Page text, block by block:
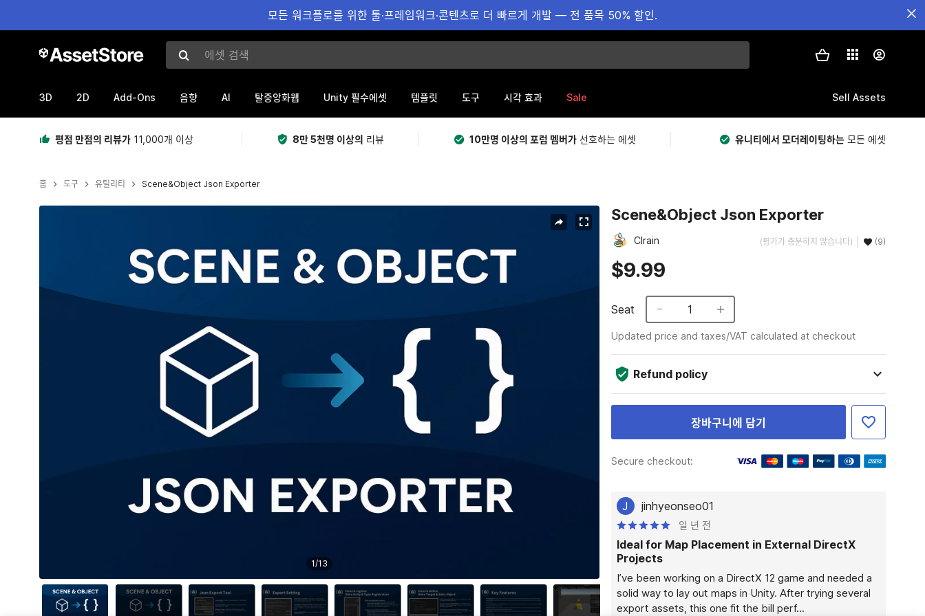
모든 워크플로를 위한 툴·프레임워크·콘텐츠로 더 빠르게 개발 — 전 품목 50% 할인.
에셋 검색
3D 2D Add-Ons 음향 AI 탈중앙화웹 Unity 필수에셋 템플릿 도구 시각 효과 Sale Sell Assets
평점 만점의 리뷰가 11,000개 이상 8만 5천명 이상의 리뷰 10만명 이상의 포럼 멤버가 선호하는 에셋 유니티에서 모더레이팅하는 모든 에셋
홈 도구 유틸리티 Scene&Object Json Exporter
1/13
Scene&Object Json Exporter
Clrain (평가가 충분하지 않습니다) (9)
$9.99
Seat 1
Updated price and taxes/VAT calculated at checkout
Refund policy
장바구니에 담기
Secure checkout:
J jinhyeonseo01
일 년 전
Ideal for Map Placement in External DirectX
Projects
I’ve been working on a DirectX 12 game and needed a
solid way to lay out maps in Unity. After trying several
export assets, this one fit the bill perf...